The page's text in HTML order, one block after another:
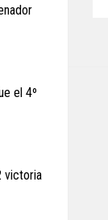
el 4º
victoria